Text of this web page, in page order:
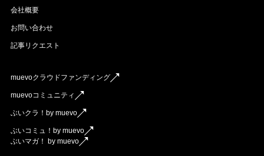
会社概要
お問い合わせ
記事リクエスト
muevoクラウドファンディング
muevoコミュニティ
ぶいクラ！by muevo
ぶいコミュ！by muevo
ぶいマガ！ by muevo